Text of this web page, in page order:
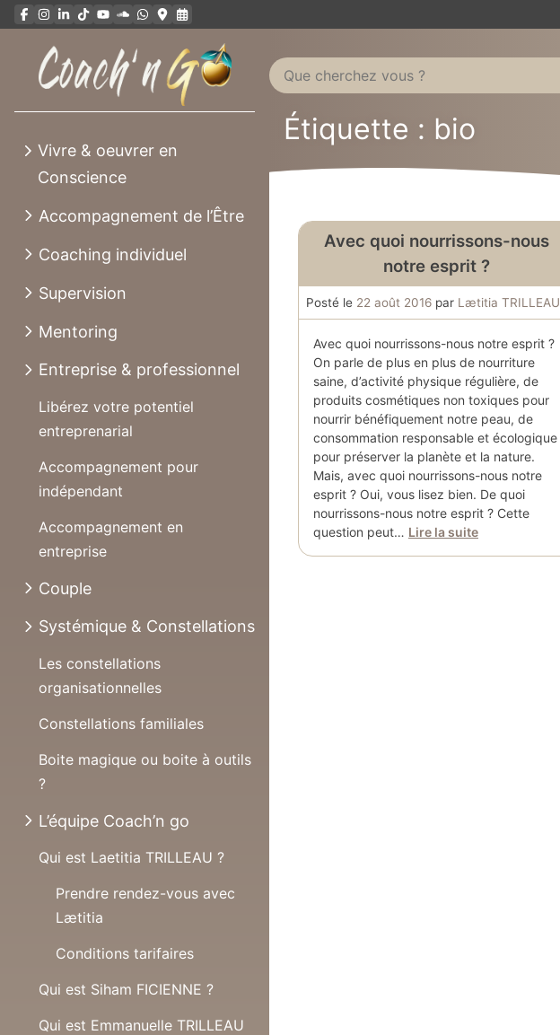
contenu
Vivre & oeuvrer en
Conscience
Accompagnement de l’Être
Coaching individuel
Supervision
Mentoring
Entreprise & professionnel
Libérez votre potentiel
entreprenarial
Accompagnement pour
indépendant
Accompagnement en
entreprise
Couple
Systémique & Constellations
Les constellations
organisationnelles
Constellations familiales
Boite magique ou boite à outils
?
L’équipe Coach’n go
Qui est Laetitia TRILLEAU ?
Prendre rendez-vous avec
Lætitia
Conditions tarifaires
Qui est Siham FICIENNE ?
Qui est Emmanuelle TRILLEAU
Étiquette : bio
Avec quoi nourrissons-nous
notre esprit ?
Posté le 22 août 2016 par Lætitia TRILLEAU
Avec quoi nourrissons-nous notre esprit ?
On parle de plus en plus de nourriture
saine, d’activité physique régulière, de
produits cosmétiques non toxiques pour
nourrir bénéfiquement notre peau, de
consommation responsable et écologique
pour préserver la planète et la nature.
Mais, avec quoi nourrissons-nous notre
esprit ? Oui, vous lisez bien. De quoi
nourrissons-nous notre esprit ? Cette
question peut… Lire la suite